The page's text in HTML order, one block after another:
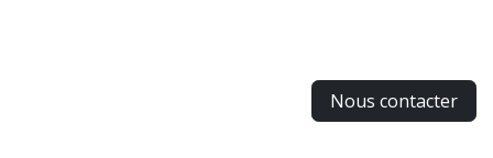
Nous contacter